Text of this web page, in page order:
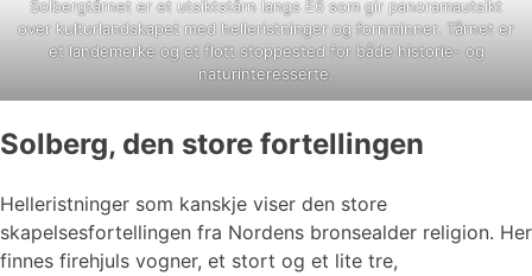
Solbergtårnet er et utsiktstårn langs E6 som gir panoramautsikt
over kulturlandskapet med helleristninger og fornminner. Tårnet er
et landemerke og et flott stoppested for både historie- og
naturinteresserte.
Solberg, den store fortellingen
Helleristninger som kanskje viser den store
skapelsesfortellingen fra Nordens bronsealder religion. Her
finnes firehjuls vogner, et stort og et lite tre,